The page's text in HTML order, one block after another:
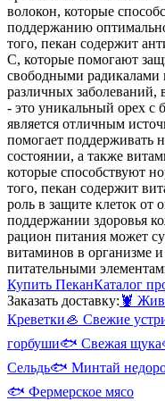
волокон, которые
поддержанию
того, пекан содержит
С, которые помогают
свободными радикалами
различных заболеваний,
- это уникальный орех с
является отличным
помогает поддерживать
состоянии, а также
которые способствуют
того, пекан содержит
роль в защите клеток от
поддержании здоровья
рацион питания может
витаминов в организме
питательными
Купить ПеканКаталог
Заказать доставку: 🦞
Креветки🦪 Свежие
горбуши🐟 Свежая щука
Сельдь🐟 Минтай
🐟 Фермерское мясо